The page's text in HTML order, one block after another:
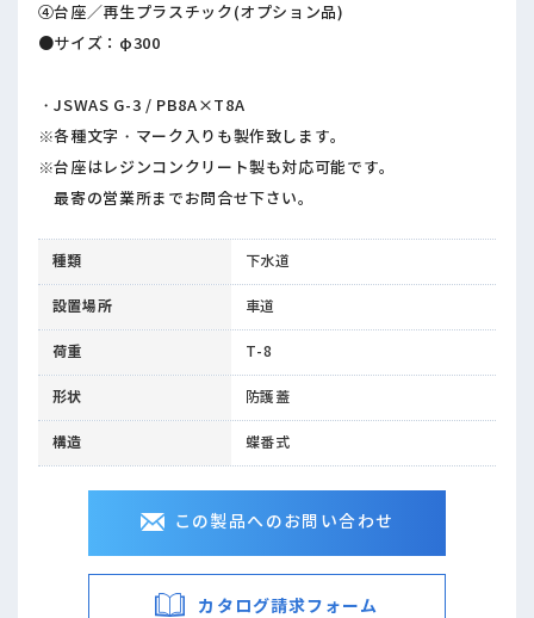
④台座／再生プラスチック(オプション品)
●サイズ：φ300
・JSWAS G-3 / PB8A×T8A
※各種文字・マーク入りも製作致します。
※台座はレジンコンクリート製も対応可能です。
最寄の営業所までお問合せ下さい。
種類 下水道
設置場所 車道
荷重 T-8
形状 防護蓋
構造 蝶番式
この製品へのお問い合わせ
カタログ請求フォーム